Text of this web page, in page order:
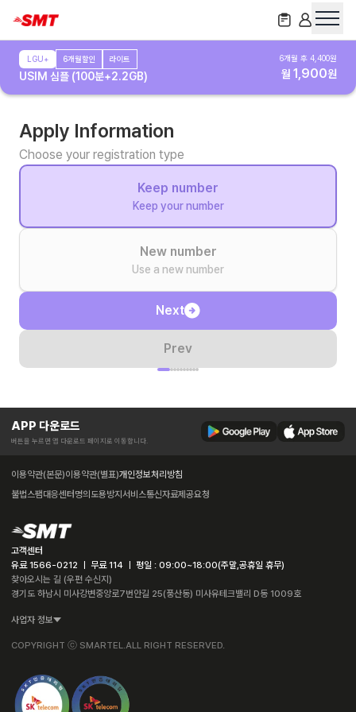
LGU+ 6개월할인 라이트
USIM 심플 (100분+2.2GB)
6개월 후 4,400원
월 1,900원
Apply Information
Choose your registration type
Keep number
Keep your number
New number
Use a new number
Prev
Next
APP 다운로드
버튼을 누르면 앱 다운로드 페이지로 이동합니다.
이용약관(본문)이용약관(별표)개인정보처리방침
불법스팸대응센터 명의도용방지서비스통신자료제공요청
고객센터
유료 1566-0212 ㅣ 무료 114 ㅣ 평일 : 09:00~18:00(주말,공휴일 휴무)
찾아오시는 길 (우편 수신지)
경기도 하남시 미사강변중앙로7번안길 25(풍산동) 미사유테크밸리 D동 1009호
사업자 정보
COPYRIGHT ⓒ SMARTEL.ALL RIGHT RESERVED.